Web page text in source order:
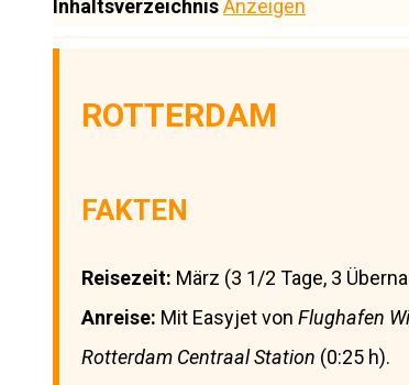
InhaltsverzeichnisAnzeigen
ROTTERDAM
FAKTEN
Reisezeit: März (3 1/2 Tage, 3
Anreise: Mit Easyjet von Flughafen
Rotterdam Centraal Station (0:25 h).